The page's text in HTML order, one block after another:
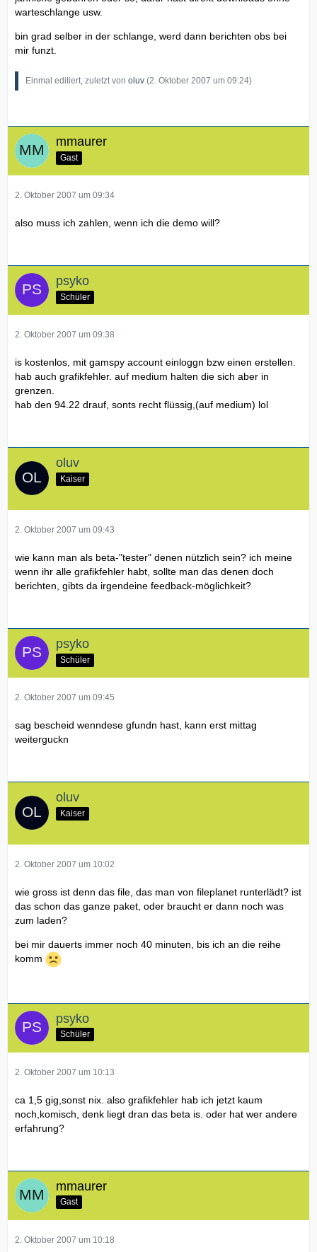
warteschlange usw.
bin grad selber in der schlange, werd dann berichten obs bei
mir funzt.
Einmal editiert, zuletzt von oluv (2. Oktober 2007 um 09:24)
mmaurer
Gast
2. Oktober 2007 um 09:34
also muss ich zahlen, wenn ich die demo will?
psyko
Schüler
2. Oktober 2007 um 09:38
is kostenlos, mit gamspy account einloggn bzw einen erstellen.
hab auch grafikfehler. auf medium halten die sich aber in
grenzen.
hab den 94.22 drauf, sonts recht flüssig,(auf medium) lol
oluv
Kaiser
2. Oktober 2007 um 09:43
wie kann man als beta-"tester" denen nützlich sein? ich meine
wenn ihr alle grafikfehler habt, sollte man das denen doch
berichten, gibts da irgendeine feedback-möglichkeit?
psyko
Schüler
2. Oktober 2007 um 09:45
sag bescheid wenndese gfundn hast, kann erst mittag
weiterguckn
oluv
Kaiser
2. Oktober 2007 um 10:02
wie gross ist denn das file, das man von fileplanet runterlädt? ist
das schon das ganze paket, oder braucht er dann noch was
zum laden?
bei mir dauerts immer noch 40 minuten, bis ich an die reihe
komm
psyko
Schüler
2. Oktober 2007 um 10:13
ca 1,5 gig,sonst nix. also grafikfehler hab ich jetzt kaum
noch,komisch, denk liegt dran das beta is. oder hat wer andere
erfahrung?
mmaurer
Gast
2. Oktober 2007 um 10:18